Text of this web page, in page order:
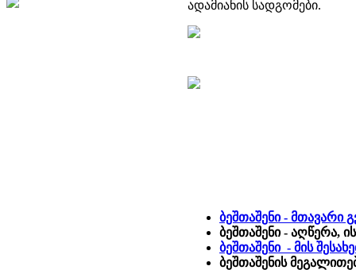
ადამიანის სადგომები.
ბეშთაშენი - მთავარი
ბეშთაშენი - აღწერა,
ბეშთაშენი - მის
ბეშთაშენის